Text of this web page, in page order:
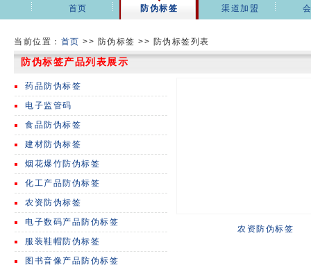
首页 防伪标签 渠道加盟
当前位置： 首页 >> 防伪标签 >> 防伪标签列表
防伪标签产品列表展示
药品防伪标签
电子监管码
食品防伪标签
建材防伪标签
烟花爆竹防伪标签
化工产品防伪标签
农资防伪标签
电子数码产品防伪标签
服装鞋帽防伪标签
图书音像产品防伪标签
农资防伪标签